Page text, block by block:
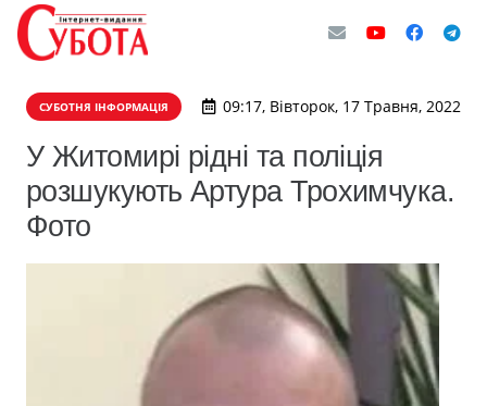
СУБОТНЯ ІНФОРМАЦІЯ 09:17, Вівторок, 17 Травня, 2022
У Житомирі рідні та поліція
розшукують Артура Трохимчука.
Фото